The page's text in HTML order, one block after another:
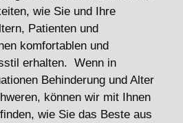
wie Sie und Ihre
Patienten und
komfortablen und
erhalten. Wenn in
Behinderung und Alter
können wir mit Ihnen
wie Sie das Beste aus